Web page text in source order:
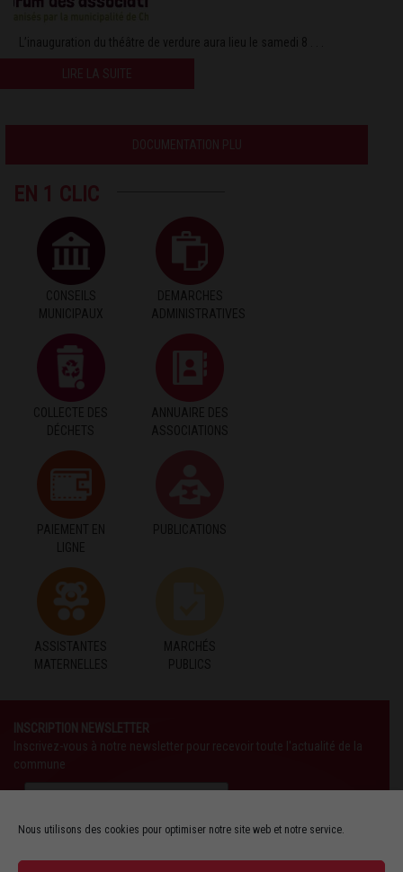
Nous utilisons des cookies pour optimiser notre site web et notre service.
L’inauguration du théâtre de verdure aura lieu le samedi 8 . . .
LIRE LA SUITE
DOCUMENTATION PLU
EN 1 CLIC
CONSEILS
MUNICIPAUX
DEMARCHES
ADMINISTRATIVES
COLLECTE DES
DÉCHETS
ANNUAIRE DES
ASSOCIATIONS
PAIEMENT EN
LIGNE
PUBLICATIONS
ASSISTANTES
MATERNELLES
MARCHÉS
PUBLICS
INSCRIPTION NEWSLETTER
Inscrivez-vous à notre newsletter pour recevoir toute l'actualité de la
commune